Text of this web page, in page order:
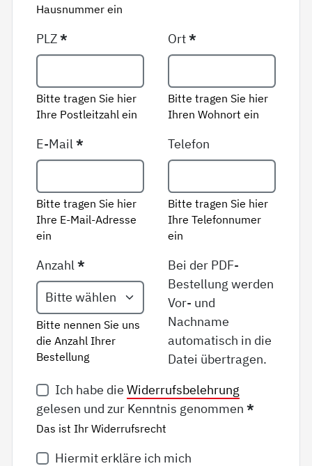
Hausnummer ein
PLZ*
Bitte tragen Sie hier
Ihre Postleitzahl ein
Ort*
Bitte tragen Sie hier
Ihren Wohnort ein
E-Mail*
Bitte tragen Sie hier
Ihre E-Mail-Adresse
ein
Telefon
Bitte tragen Sie hier
Ihre Telefonnumer
ein
Anzahl*
Bitte nennen Sie uns
die Anzahl Ihrer
Bestellung
Bei der PDF-
Bestellung werden
Vor- und
Nachname
automatisch in die
Datei übertragen.
Ich habe die Widerrufsbelehrung
gelesen und zur Kenntnis genommen*
Das ist Ihr Widerrufsrecht
Hiermit erkläre ich mich